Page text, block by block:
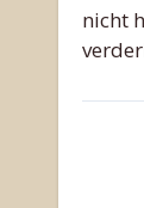
nicht